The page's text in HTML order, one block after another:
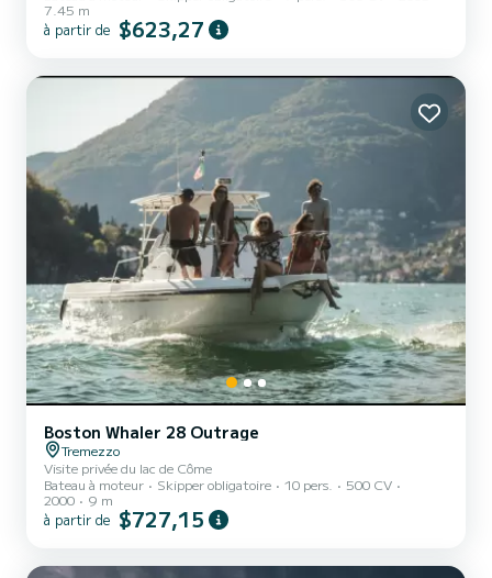
7.45 m
à partir de $623,27
Boston Whaler 28 Outrage
Tremezzo
Visite privée du lac de Côme
Bateau à moteur
Skipper obligatoire 10 pers.
500 CV
2000
9 m
à partir de $727,15